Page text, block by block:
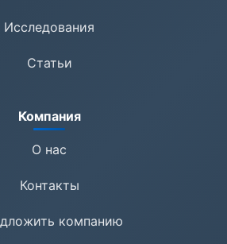
Исследования
Статьи
Компания
О нас
Контакты
компанию